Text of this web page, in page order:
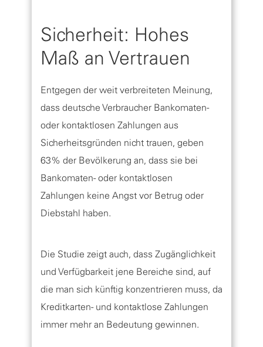
Sicherheit: Hohes
Maß an Vertrauen
Entgegen der weit verbreiteten Meinung,
dass deutsche Verbraucher Bankomaten-
oder kontaktlosen Zahlungen aus
Sicherheitsgründen nicht trauen, geben
63% der Bevölkerung an, dass sie bei
Bankomaten- oder kontaktlosen
Zahlungen keine Angst vor Betrug oder
Diebstahl haben.
Die Studie zeigt auch, dass Zugänglichkeit
und Verfügbarkeit jene Bereiche sind, auf
die man sich künftig konzentrieren muss, da
Kreditkarten- und kontaktlose Zahlungen
immer mehr an Bedeutung gewinnen.